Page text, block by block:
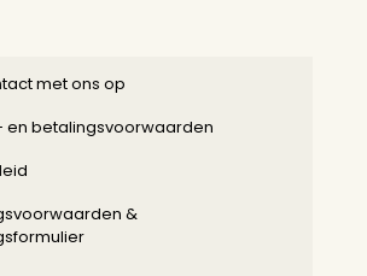
met ons op
en betalingsvoorwaarden
&